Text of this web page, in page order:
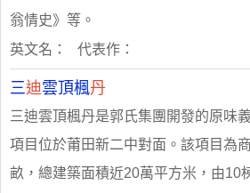
翁情史》等。
英文名： 代表作：
三迪雲頂楓丹
三迪雲頂楓丹是郭氏集團開發的原味
項目位於莆田新二中對面。該項目為
畝，總建築面積近20萬平方米，由10